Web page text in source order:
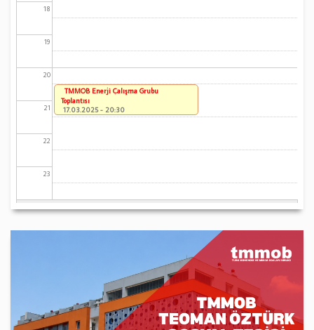
18
19
20
21
22
23
TMMOB Enerji Çalışma Grubu
Toplantısı
17.03.2025 - 20:30